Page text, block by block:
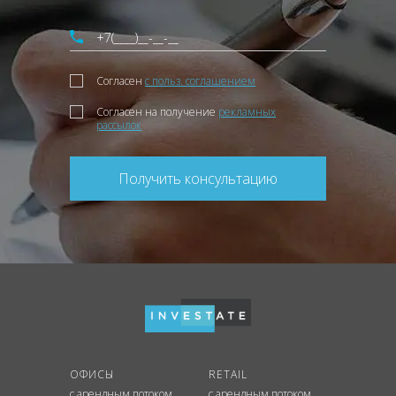
Согласен с польз. соглашением
Согласен на получение рекламных
рассылок
Получить консультацию
ОФИСЫ
RETAIL